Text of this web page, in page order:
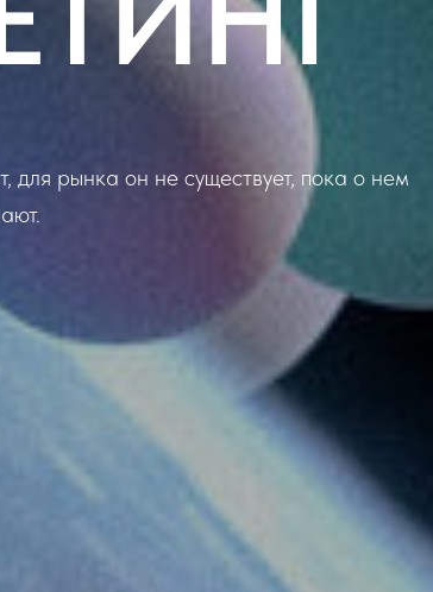
рынка он не существует, пока о нем